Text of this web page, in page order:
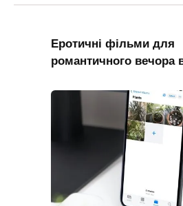
Еротичні фільми для
романтичного вечора